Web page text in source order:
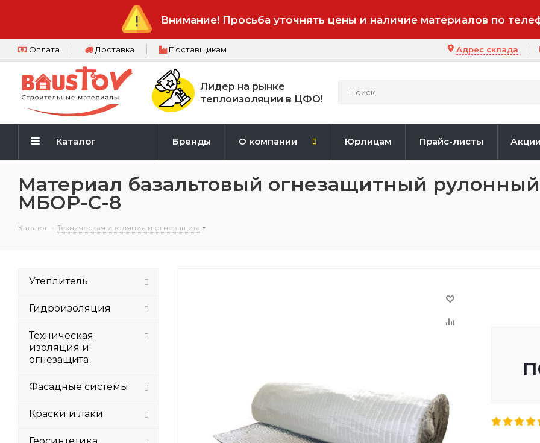
Внимание! Просьба уточнять цены и наличие материалов по
Оплата Доставка Поставщикам Адрес склада
Лидер на рынке
теплоизоляции в ЦФО!
Каталог Бренды О компании Юрлицам Прайс-листы Акции
Материал базальтовый огнезащитный
МБОР-С-8
Каталог - Техническая изоляция и огнезащита
Утеплитель
Гидроизоляция
Техническая
изоляция и
огнезащита
Фасадные системы
Краски и лаки